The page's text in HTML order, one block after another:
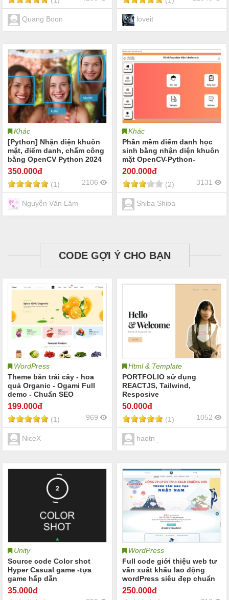
Quang Boon loveit
Khác
[Python] Nhận diện khuôn
mặt, điểm danh, chấm công
bằng OpenCV Python 2024
350.000đ
(1) 2106
Nguyễn Văn Lâm
Khác
Phần mềm điểm danh học
sinh bằng nhận diện khuôn
mặt OpenCV-Python-
MySQL-Tkinter.
200.000đ
(2) 3131
Shiba Shiba
CODE GỢI Ý CHO BẠN
WordPress
Theme bán trái cây - hoa
quả Organic - Ogami Full
demo - Chuẩn SEO
199.000đ
(1) 969
NiceX
Html & Template
PORTFOLIO sử dụng
REACTJS, Tailwind,
Resposive
50.000đ
(1) 1052
haotn_
Unity
Source code Color shot
Hyper Casual game -tựa
game hấp dẫn
35.000đ
WordPress
Full code giới thiệu web tư
vấn xuất khẩu lao động
wordPress siêu đẹp chuẩn
seo
250.000đ